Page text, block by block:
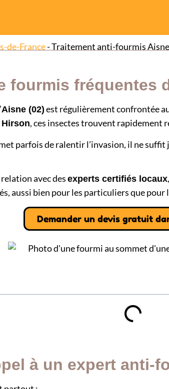
de-France-Traitement anti-fourmis
fourmis fréquentes
Aisne (02) est régulièrement confrontée
, ces insectes trouvent rapidement
parfois de ralentir l’invasion, il ne
avec des experts certifiés locaux
aussi bien pour les particuliers que pour
Demander un devis gratuit
à un expert anti-